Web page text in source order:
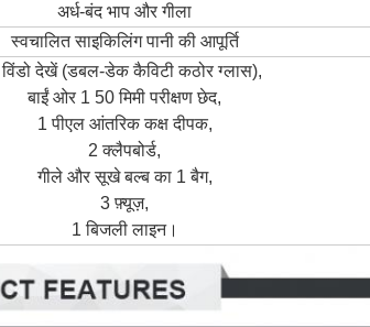
अर्ध-बंद भाप और गीला
स्वचालित साइकिलिंग पानी की आपूर्ति
देखें (डबल-डेक कैविटी कठोर ग्लास),
बाईं ओर 1 50 मिमी परीक्षण छेद,
1 पीएल आंतरिक कक्ष दीपक,
2 क्लैपबोर्ड,
गीले और सूखे बल्ब का 1 बैग,
3 फ़्यूज़,
1 बिजली लाइन।